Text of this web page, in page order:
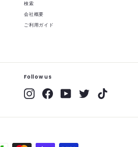
検索
会社概要
ご利用ガイド
Follow us
InstagramFacebookYouTubeTwitter